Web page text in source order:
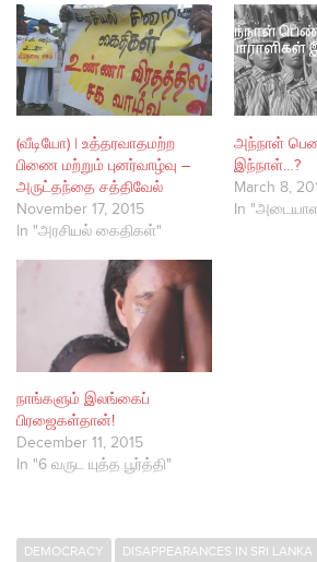
(வீடியோ) | உத்தரவாதமற்ற
பிணை மற்றும் புனர்வாழ்வு –
அருட்தந்தை சத்திவேல்
November 17, 2015
In "அரசியல் கைதிகள்"
அந்நாள்
இந்நாள்…?
March 8,
In
நாங்களும் இலங்கைப்
பிரஜைகள்தான்!
December 11, 2015
In "6 வருட யுத்த பூர்த்தி"
DEMOCRACY DISAPPEARANCES IN SRI LANKA